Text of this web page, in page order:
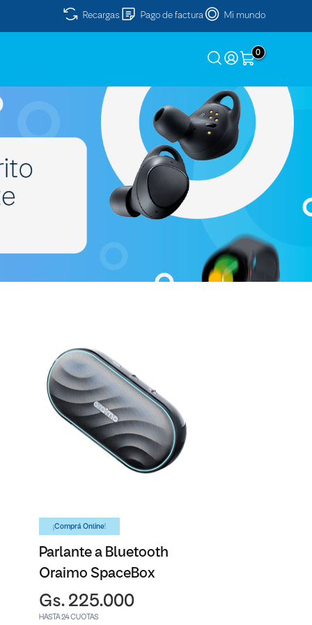
Recargas Pago de factura Mi mundo
0
¡Comprá Online!
Parlante a Bluetooth
Oraimo SpaceBox
Gs. 225.000
HASTA 24 CUOTAS